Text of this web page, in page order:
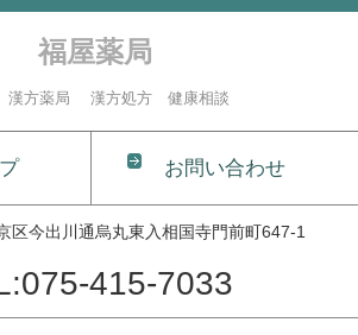
福屋薬局
方薬局 漢方処方 健康相談
お問い合わせ
区今出川通烏丸東入相国寺門前町647-1
415-7033